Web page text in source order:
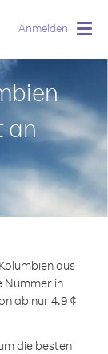
Anmelden
an
aus
Nummer in
ab nur 4.9 ¢
die besten